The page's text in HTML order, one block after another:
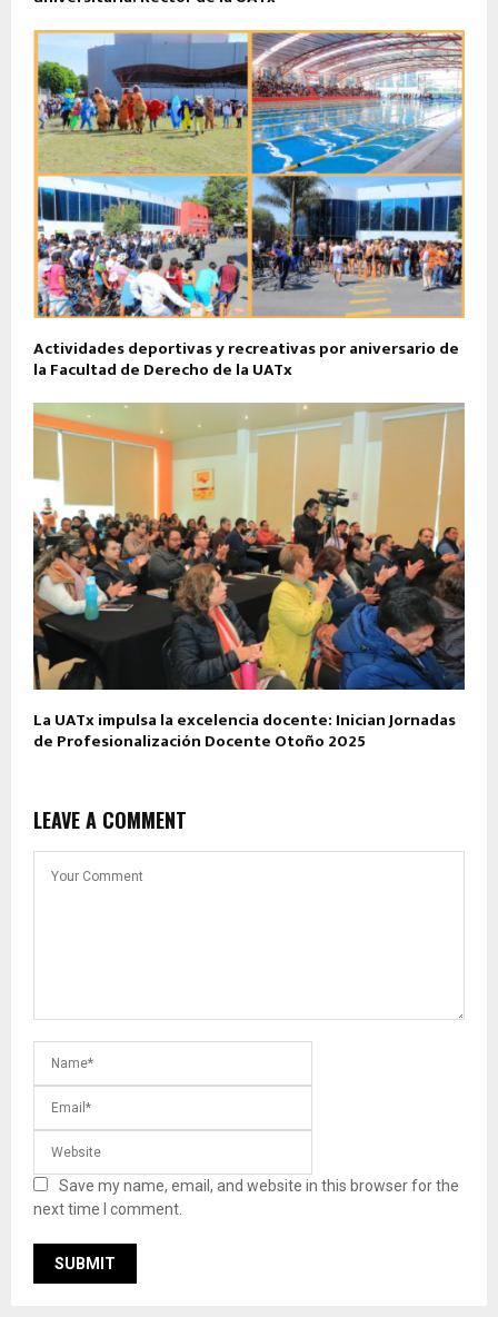
Actividades deportivas y recreativas por aniversario de
la Facultad de Derecho de la UATx
La UATx impulsa la excelencia docente: Inician Jornadas
de Profesionalización Docente Otoño 2025
LEAVE A COMMENT
Save my name, email, and website in this browser for the
next time I comment.